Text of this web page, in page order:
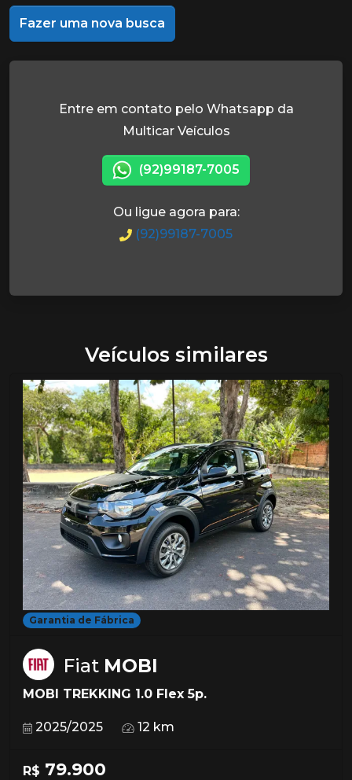
Fazer uma nova busca
Entre em contato pelo Whatsapp da
Multicar Veículos
(92)99187-7005
Ou ligue agora para:
(92)99187-7005
Veículos similares
Garantia de Fábrica
Fiat MOBI
MOBI TREKKING 1.0 Flex 5p.
2025/2025 12 km
R$ 79.900